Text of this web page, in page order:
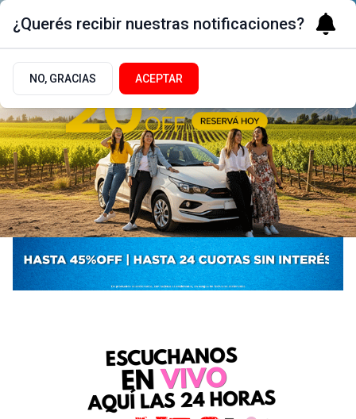
¿Querés recibir nuestras notificaciones?
NO, GRACIAS ACEPTAR